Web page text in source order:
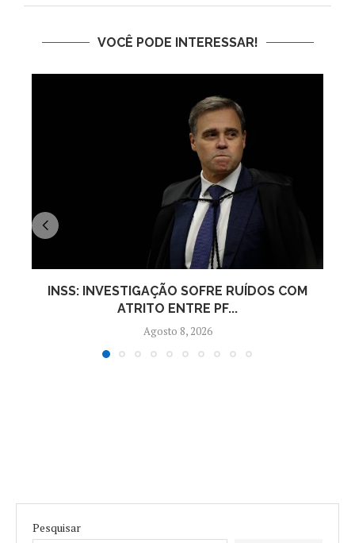
VOCÊ PODE INTERESSAR!
INSS: INVESTIGAÇÃO SOFRE RUÍDOS COM
ATRITO ENTRE PF...
Agosto 8, 2026
Pesquisar